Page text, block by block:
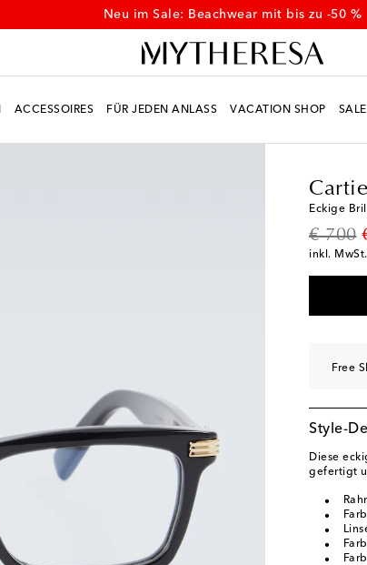
Neu im Sale: Beachwear mit bis zu -50 %
ACCESSOIRES FÜR JEDEN ANLASS VACATION SHOP SALE
Eckige
€ 700
inkl.
Free
Style-
Diese
gefertigt